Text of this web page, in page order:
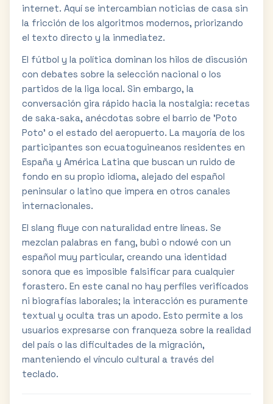
internet. Aquí se intercambian noticias de casa sin
la fricción de los algoritmos modernos, priorizando
el texto directo y la inmediatez.
El fútbol y la política dominan los hilos de discusión
con debates sobre la selección nacional o los
partidos de la liga local. Sin embargo, la
conversación gira rápido hacia la nostalgia: recetas
de saka-saka, anécdotas sobre el barrio de 'Poto
Poto' o el estado del aeropuerto. La mayoría de los
participantes son ecuatoguineanos residentes en
España y América Latina que buscan un ruido de
fondo en su propio idioma, alejado del español
peninsular o latino que impera en otros canales
internacionales.
El slang fluye con naturalidad entre líneas. Se
mezclan palabras en fang, bubi o ndowé con un
español muy particular, creando una identidad
sonora que es imposible falsificar para cualquier
forastero. En este canal no hay perfiles verificados
ni biografías laborales; la interacción es puramente
textual y oculta tras un apodo. Esto permite a los
usuarios expresarse con franqueza sobre la realidad
del país o las dificultades de la migración,
manteniendo el vínculo cultural a través del
teclado.